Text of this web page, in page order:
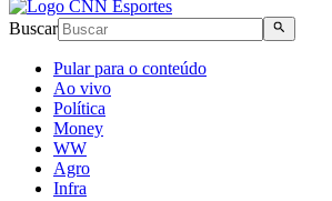
Buscar
Pular para o conteúdo
Ao vivo
Política
Money
WW
Agro
Infra